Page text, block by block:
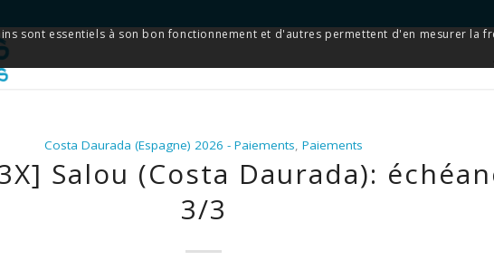
Costa Daurada (Espagne) 2026 - Paiements,Paiements
Salou (Costa Daurada):
3/3
sont essentiels à son bon fonctionnement et d'autres permettent d'en mesurer la